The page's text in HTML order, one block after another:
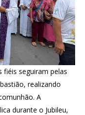
fiéis seguiram pelas
realizando
A
durante o Jubileu,